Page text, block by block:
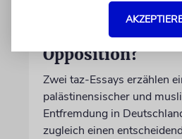
Wo steckt die
palästinensische
Opposition?
Zwei taz-Essays erzählen
palästinensischer und
Entfremdung in
zugleich einen